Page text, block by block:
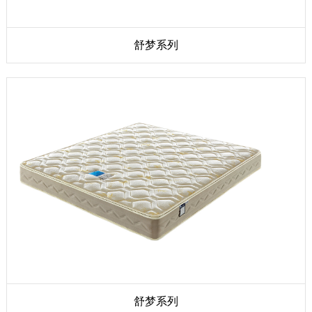
舒梦系列
舒梦系列